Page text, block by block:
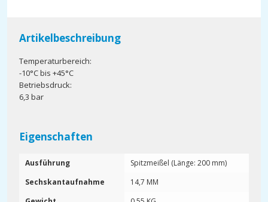
Artikelbeschreibung
Temperaturbereich:
-10°C bis +45°C
Betriebsdruck:
6,3 bar
Eigenschaften
Ausführung
Spitzmeißel (Länge: 200 mm)
Sechskantaufnahme
14,7 MM